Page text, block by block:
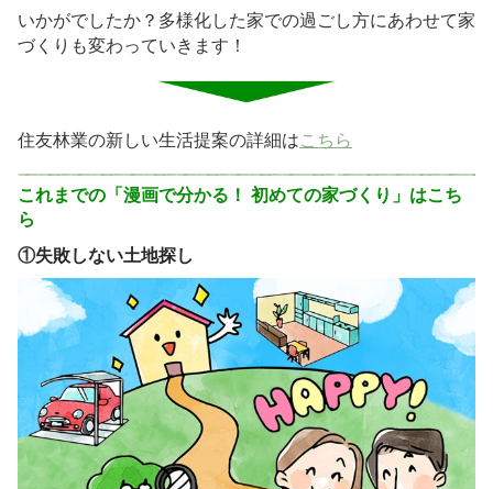
いかがでしたか？多様化した家での過ごし方にあわせて家
づくりも変わっていきます！
住友林業の新しい生活提案の詳細はこちら
これまでの「漫画で分かる！ 初めての家づくり」はこち
ら
①失敗しない土地探し